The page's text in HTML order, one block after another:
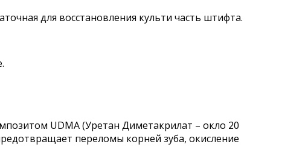
для восстановления культи часть штифта.
UDMA (Уретан Диметакрилат – окло 20
переломы корней зуба, окисление